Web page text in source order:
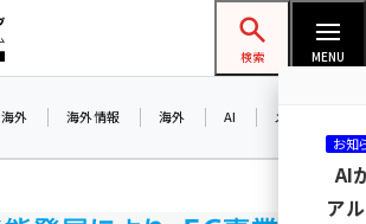
ネットショップ担当者フォーラム
検索 MENU
海外 海外情報 海外 AI メタバース
お知
AI
ア